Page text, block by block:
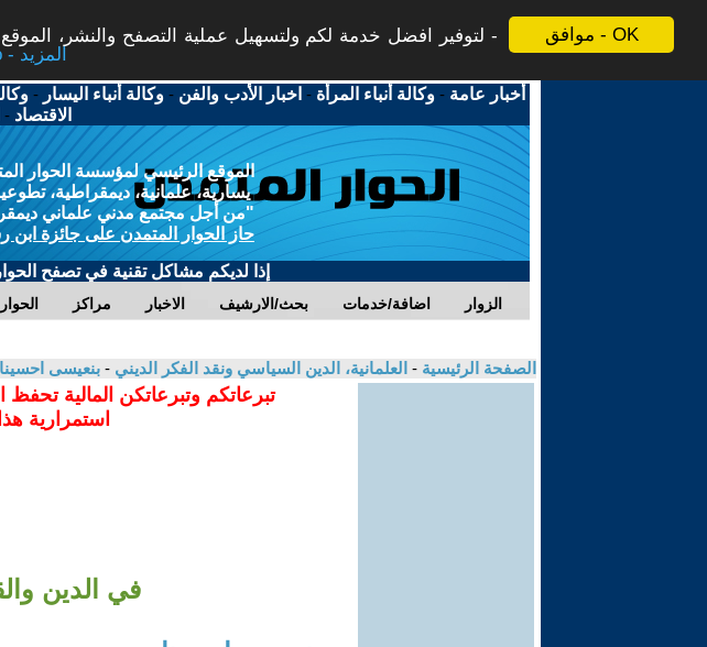
موافق - OK
لتوفير افضل خدمة لكم ولتسهيل عملية التصفح والنشر،
More info - المزيد
أخبار عامة -وكالة أنباء المرأة - اخبار الأدب والفن -وكالة أنباء اليسار -
الاقتصاد -
الموقع الرئيسي لمؤسسة الحوار
يسارية، علمانية، ديمقراطية،
"من أجل مجتمع مدني علماني
حاز الحوار المتمدن على جائزة ابن
إذا لديكم مشاكل تقنية في تصفح
مراكز الاخبار بحث/الارشيف اضافة/خدمات الزوار
الصفحة الرئيسية - العلمانية، الدين السياسي ونقد الفكر الديني - بنعيسى
تبرعاتكم وتبرعاتكن المالية
استمرارية
في الدين